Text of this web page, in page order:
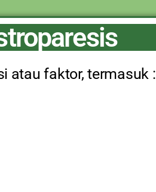
atau faktor, termasuk :